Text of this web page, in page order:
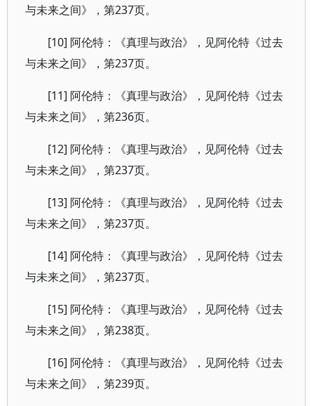
与未来之间》，第237页。
[10] 阿伦特：《真理与政治》，见阿伦特《过去
与未来之间》，第237页。
[11] 阿伦特：《真理与政治》，见阿伦特《过去
与未来之间》，第236页。
[12] 阿伦特：《真理与政治》，见阿伦特《过去
与未来之间》，第237页。
[13] 阿伦特：《真理与政治》，见阿伦特《过去
与未来之间》，第237页。
[14] 阿伦特：《真理与政治》，见阿伦特《过去
与未来之间》，第237页。
[15] 阿伦特：《真理与政治》，见阿伦特《过去
与未来之间》，第238页。
[16] 阿伦特：《真理与政治》，见阿伦特《过去
与未来之间》，第239页。